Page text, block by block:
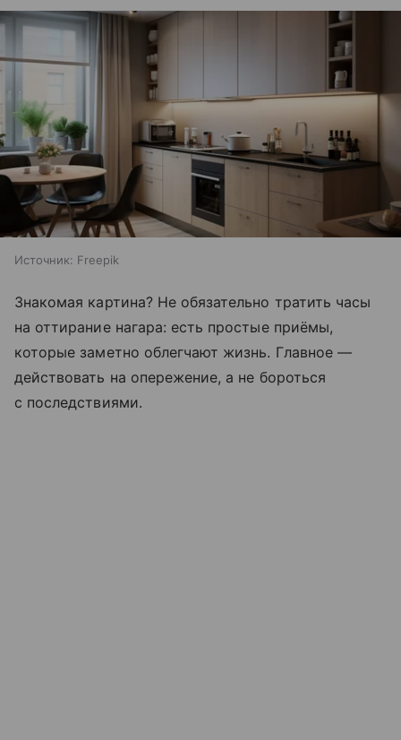
Источник: Freepik
Знакомая картина? Не обязательно тратить часы
на оттирание нагара: есть простые приёмы,
которые заметно облегчают жизнь. Главное —
действовать на опережение, а не бороться
с последствиями.